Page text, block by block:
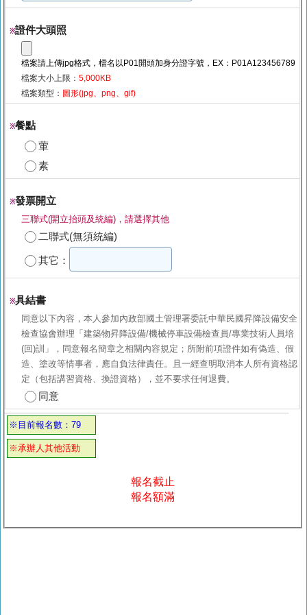
※證件大頭照
檔案請上傳jpg格式，檔名以P01開頭加身分證字號，EX：P01A123456789
檔案大小上限： 5,000KB
檔案類型： 圖形(jpg、png、gif)
※餐點
葷
素
※發票開立
三聯式(開立抬頭及統編)，請選擇其他
二聯式(無須統編)
其它：
※具結書
同意以下內容，本人參加內政部國土管理署委託中華民國昇降設備安全
檢查協會辦理「建築物昇降設備/機械停車設備檢查員/專業技術人員培
(回)訓」，同意報名簡章之相關內容規定；所附前項證件如有偽造、假
造、塗改等情事者，應自負法律責任。且一經查明取消本人所有資格認
定（包括講習資格、換證資格），並不要求任何退費。
同意
※目前報名數：79
※承辦人其他活動
報名截止
報名額滿